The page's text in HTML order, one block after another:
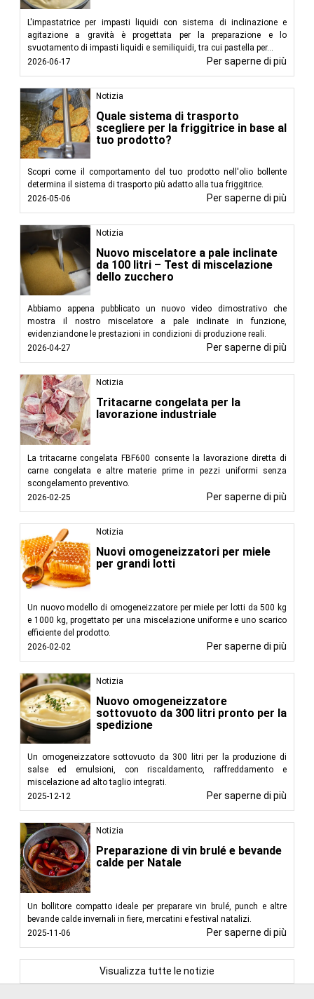
L'impastatrice per impasti liquidi con sistema di inclinazione e
agitazione a gravità è progettata per la preparazione e lo
svuotamento di impasti liquidi e semiliquidi, tra cui pastella per...
2026-06-17
Per saperne di più
Notizia
Quale sistema di trasporto
scegliere per la friggitrice in base al
tuo prodotto?
Scopri come il comportamento del tuo prodotto nell'olio bollente
determina il sistema di trasporto più adatto alla tua friggitrice.
2026-05-06
Per saperne di più
Notizia
Nuovo miscelatore a pale inclinate
da 100 litri – Test di miscelazione
dello zucchero
Abbiamo appena pubblicato un nuovo video dimostrativo che
mostra il nostro miscelatore a pale inclinate in funzione,
evidenziandone le prestazioni in condizioni di produzione reali.
2026-04-27
Per saperne di più
Notizia
Tritacarne congelata per la
lavorazione industriale
La tritacarne congelata FBF600 consente la lavorazione diretta di
carne congelata e altre materie prime in pezzi uniformi senza
scongelamento preventivo.
2026-02-25
Per saperne di più
Notizia
Nuovi omogeneizzatori per miele
per grandi lotti
Un nuovo modello di omogeneizzatore per miele per lotti da 500 kg
e 1000 kg, progettato per una miscelazione uniforme e uno scarico
efficiente del prodotto.
2026-02-02
Per saperne di più
Notizia
Nuovo omogeneizzatore
sottovuoto da 300 litri pronto per la
spedizione
Un omogeneizzatore sottovuoto da 300 litri per la produzione di
salse ed emulsioni, con riscaldamento, raffreddamento e
miscelazione ad alto taglio integrati.
2025-12-12
Per saperne di più
Notizia
Preparazione di vin brulé e bevande
calde per Natale
Un bollitore compatto ideale per preparare vin brulé, punch e altre
bevande calde invernali in fiere, mercatini e festival natalizi.
2025-11-06
Per saperne di più
Visualizza tutte le notizie